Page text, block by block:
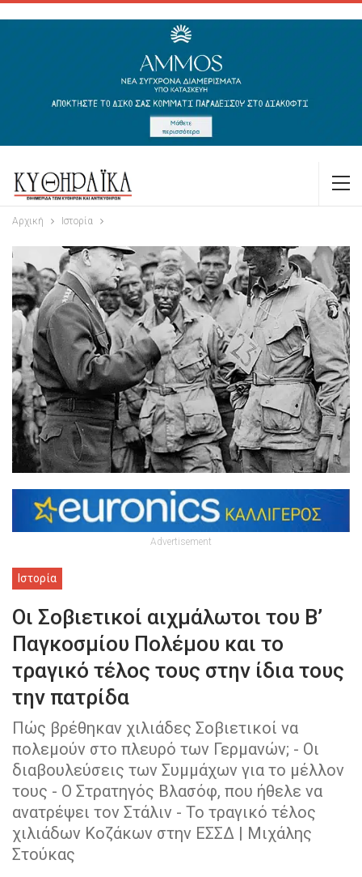
Αρχική Ιστορία
Advertisement
Ιστορία
Οι Σοβιετικοί αιχμάλωτοι του Β’
Παγκοσμίου Πολέμου και το
τραγικό τέλος τους στην ίδια τους
την πατρίδα
Πώς βρέθηκαν χιλιάδες Σοβιετικοί να
πολεμούν στο πλευρό των Γερμανών; - Οι
διαβουλεύσεις των Συμμάχων για το μέλλον
τους - Ο Στρατηγός Βλασόφ, που ήθελε να
ανατρέψει τον Στάλιν - Το τραγικό τέλος
χιλιάδων Κοζάκων στην ΕΣΣΔ | Μιχάλης
Στούκας